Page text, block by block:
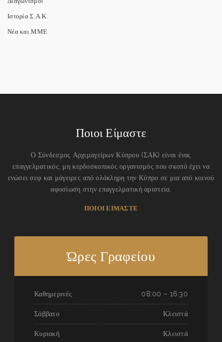
Ιστορία Σ.Α.Κ.
Νέα και ΜΜΕ
Ποιοι Είμαστε
Ο Σύνδεσμος Αρχιμαγείρων Κύπρου (ΣΑΚ) είναι ένας
επαγγελματικός, μη κερδοσκοπικός οργανισμός που σκοπό έχει να
ενώσει σεφ και μάγειρες από ολόκληρη την Κύπρο σε μια από κοινού
αφοσίωση στην επαγγελματική αριστεία.
ΠΟΙΟΙ ΕΙΜΑΣΤΕ
Ώρες Γραφείου
Καθημερινές 08:00 – 16:30
Σάββατο Κλειστά
Κυριακή Κλειστά